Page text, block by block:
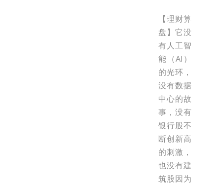
【理财算
盘】它没
有人工智
能（AI）
的光环，
没有数据
中心的故
事，没有
银行股不
断创新高
的刺激，
也没有建
筑股因为